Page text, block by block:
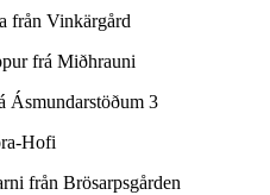
från Vinkärgård
frá Miðhrauni
Ásmundarstöðum 3
Hofi
från Brösarpsgården